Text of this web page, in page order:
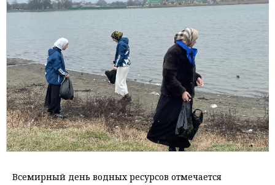
Всемирный день водных ресурсов отмечается